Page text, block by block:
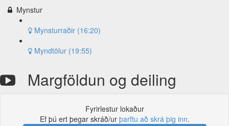
Mynstur
Mynsturraðir (16:20)
Myndtölur (19:55)
Margföldun og deiling
Fyrirlestur lokaður
Ef þú ert þegar skráð/ur þarftu að skrá þig inn.